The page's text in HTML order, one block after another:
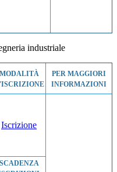
MODALITÀ
PER MAGGIORI
INFORMAZIONI
Iscrizione
SCADENZA